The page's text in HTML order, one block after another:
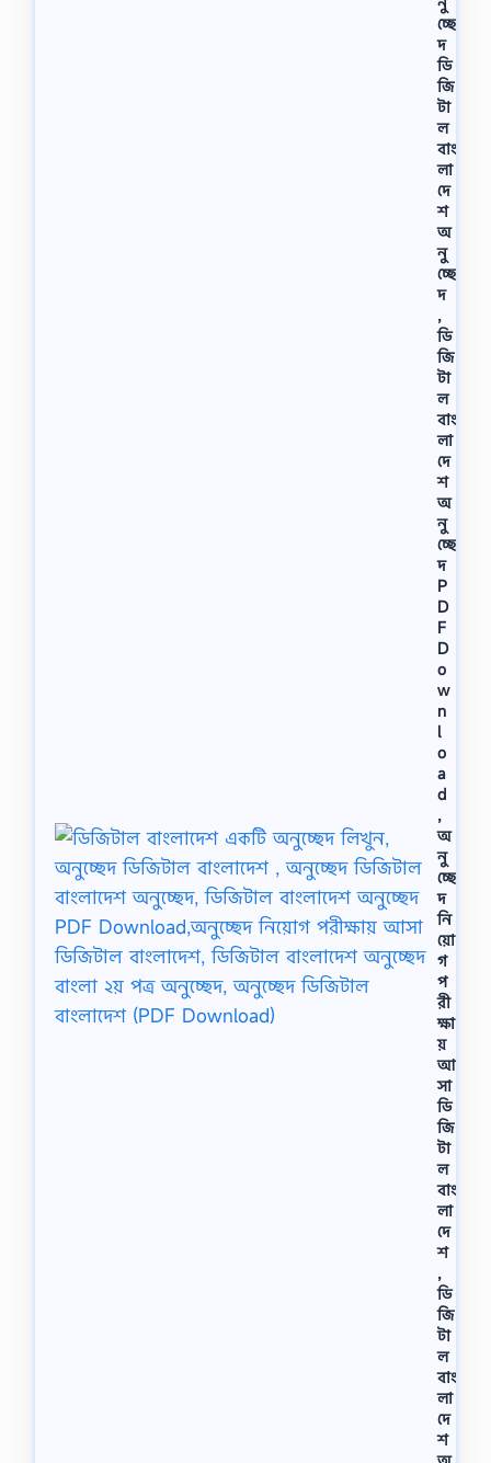
চ্ছে
দ
ডি
জি
টা
ল
বাং
লা
দে
শ
অ
নু
চ্ছে
দ
,
ডি
জি
টা
ল
বাং
লা
দে
শ
অ
নু
চ্ছে
দ
P
D
F
D
o
w
n
l
o
a
d
,
অ
নু
চ্ছে
দ
নি
য়ো
গ
প
রী
ক্ষা
য়
আ
সা
ডি
জি
টা
ল
বাং
লা
দে
শ
,
ডি
জি
টা
ল
বাং
লা
দে
শ